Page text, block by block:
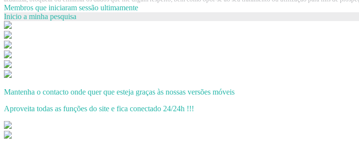
Membros que iniciaram sessão ultimamente
Inicio a minha pesquisa
Mantenha o contacto onde quer que esteja graças às nossas versões móveis
Aproveita todas as funções do site e fica conectado 24/24h !!!